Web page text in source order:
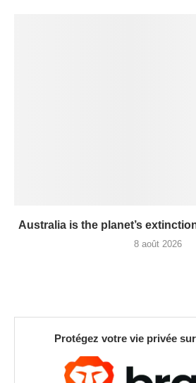
Australia is the planet’s
8 août 2026
Protégez votre vie privée